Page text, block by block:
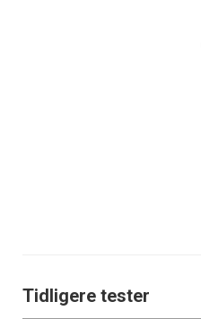
Tidligere tester